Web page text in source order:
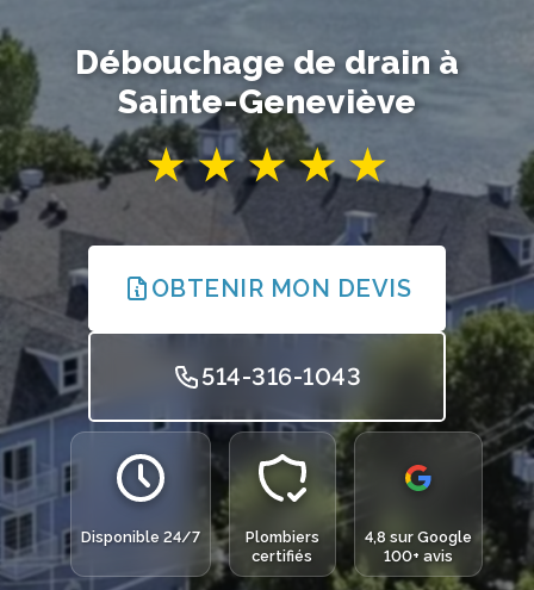
Débouchage de drain à
Sainte-Geneviève
OBTENIR MON DEVIS
514-316-1043
Disponible 24/7
Plombiers
certifiés
4,8 sur Google
100+ avis